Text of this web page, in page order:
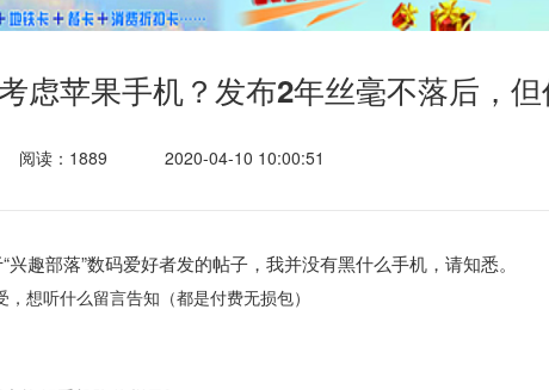
虑苹果手机？发布2年丝毫不落后，
阅读：1889 2020-04-10 10:00:51
兴趣部落”数码爱好者发的帖子，我并没有黑什么手机，请知悉。
想听什么留言告知（都是付费无损包）